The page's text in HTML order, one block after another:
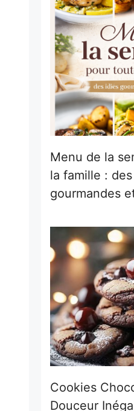
Menu de la
la famille :
gourmandes
Cookies
Douceur